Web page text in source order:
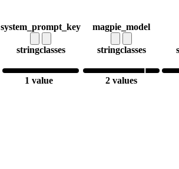
system_prompt_key
stringclasses
1 value
magpie_model
stringclasses
2 values